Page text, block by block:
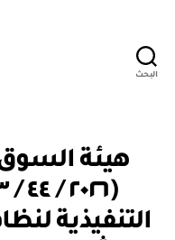
البحث
التصنيفات
هيئة السوق
التنفيذية